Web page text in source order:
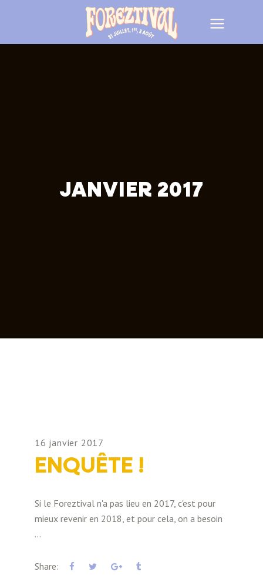
JANVIER 2017
16 janvier 2017
ENQUÊTE !
Si le Foreztival n'a pas lieu en 2017, c'est pour
mieux revenir en 2018, et pour cela, on a besoin
Share: